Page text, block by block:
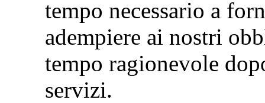
tempo necessario a
adempiere ai nostri
tempo ragionevole
servizi.